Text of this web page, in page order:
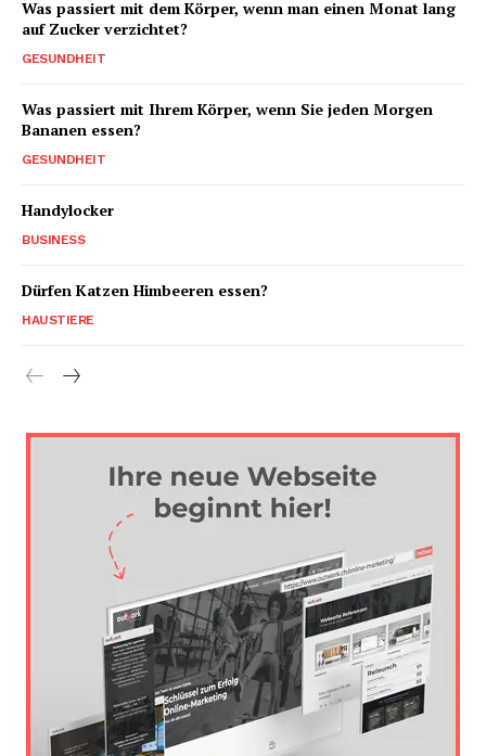
Was passiert mit dem Körper, wenn man einen Monat lang
auf Zucker verzichtet?
GESUNDHEIT
Was passiert mit Ihrem Körper, wenn Sie jeden Morgen
Bananen essen?
GESUNDHEIT
Handylocker
BUSINESS
Dürfen Katzen Himbeeren essen?
HAUSTIERE